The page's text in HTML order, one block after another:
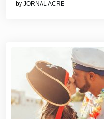
by JORNAL ACRE